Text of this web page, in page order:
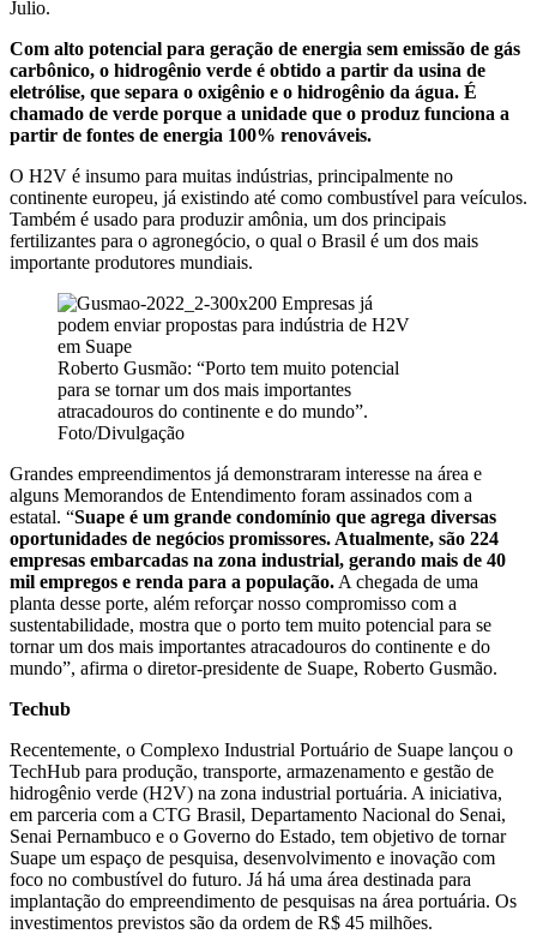
Julio.
Com alto potencial para geração de energia sem emissão de gás
carbônico, o hidrogênio verde é obtido a partir da usina de
eletrólise, que separa o oxigênio e o hidrogênio da água. É
chamado de verde porque a unidade que o produz funciona a
partir de fontes de energia 100% renováveis.
O H2V é insumo para muitas indústrias, principalmente no
continente europeu, já existindo até como combustível para veículos.
Também é usado para produzir amônia, um dos principais
fertilizantes para o agronegócio, o qual o Brasil é um dos mais
importante produtores mundiais.
Roberto Gusmão: “Porto tem muito potencial
para se tornar um dos mais importantes
atracadouros do continente e do mundo”.
Foto/Divulgação
Grandes empreendimentos já demonstraram interesse na área e
alguns Memorandos de Entendimento foram assinados com a
estatal. “Suape é um grande condomínio que agrega diversas
oportunidades de negócios promissores. Atualmente, são 224
empresas embarcadas na zona industrial, gerando mais de 40
mil empregos e renda para a população. A chegada de uma
planta desse porte, além reforçar nosso compromisso com a
sustentabilidade, mostra que o porto tem muito potencial para se
tornar um dos mais importantes atracadouros do continente e do
mundo”, afirma o diretor-presidente de Suape, Roberto Gusmão.
Techub
Recentemente, o Complexo Industrial Portuário de Suape lançou o
TechHub para produção, transporte, armazenamento e gestão de
hidrogênio verde (H2V) na zona industrial portuária. A iniciativa,
em parceria com a CTG Brasil, Departamento Nacional do Senai,
Senai Pernambuco e o Governo do Estado, tem objetivo de tornar
Suape um espaço de pesquisa, desenvolvimento e inovação com
foco no combustível do futuro. Já há uma área destinada para
implantação do empreendimento de pesquisas na área portuária. Os
investimentos previstos são da ordem de R$ 45 milhões.